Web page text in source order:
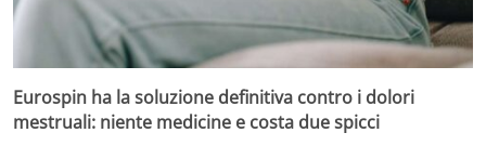
Eurospin ha la soluzione definitiva contro i dolori
mestruali: niente medicine e costa due spicci